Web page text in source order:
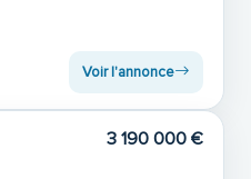
Voir l'annonce
3 190 000 €